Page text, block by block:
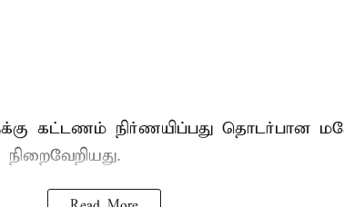
கட்டணம் நிர்ணயிப்பது தொடர்பான